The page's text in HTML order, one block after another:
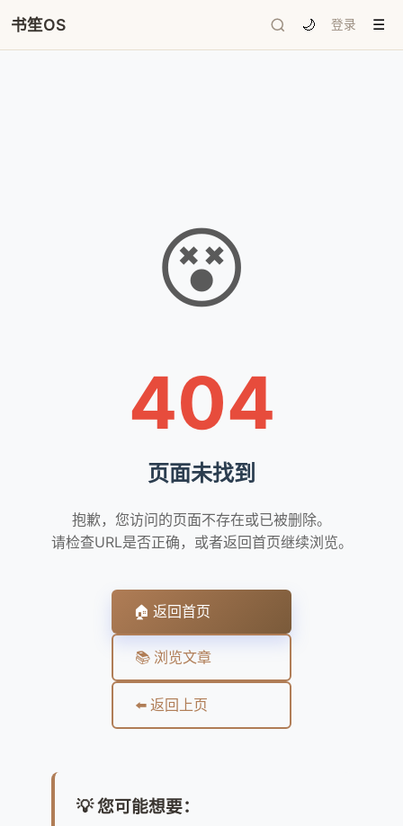
书笙OS 🌙 登录 ☰
😵
404
页面未找到
抱歉，您访问的页面不存在或已被删除。
请检查URL是否正确，或者返回首页继续浏览。
🏠 返回首页
📚 浏览文章
⬅️ 返回上页
💡 您可能想要：